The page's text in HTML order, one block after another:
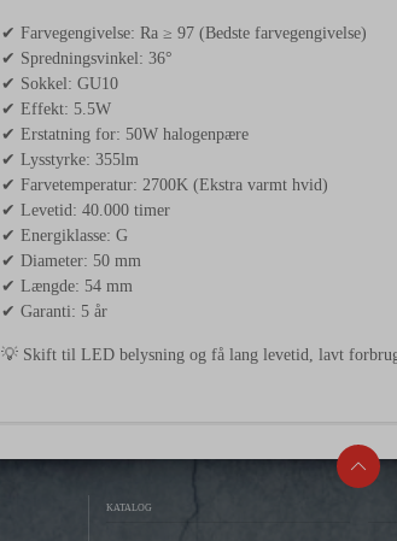
✔ Farvegengivelse: Ra ≥ 97 (Bedste farvegengivelse)
✔ Spredningsvinkel: 36°
✔ Sokkel: GU10
✔ Effekt: 5.5W
✔ Erstatning for: 50W halogenpære
✔ Lysstyrke: 355lm
✔ Farvetemperatur: 2700K (Ekstra varmt hvid)
✔ Levetid: 40.000 timer
✔ Energiklasse: G
✔ Diameter: 50 mm
✔ Længde: 54 mm
✔ Garanti: 5 år
💡 Skift til LED belysning og få lang levetid, lavt
KATALOG